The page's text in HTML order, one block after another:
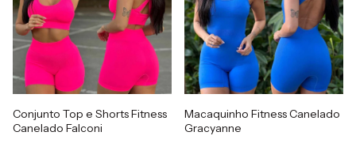
Conjunto Top e Shorts Fitness
Canelado Falconi
Macaquinho Fitness Canelado
Gracyanne